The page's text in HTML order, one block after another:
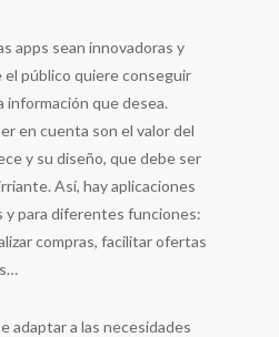
apps sean innovadoras y
el público quiere conseguir
información que desea.
en cuenta son el valor del
y su diseño, que debe ser
Así, hay aplicaciones
y para diferentes funciones:
compras, facilitar ofertas
adaptar a las necesidades